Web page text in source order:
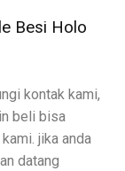
Besi Holo
kontak kami,
beli bisa
jika anda
datang